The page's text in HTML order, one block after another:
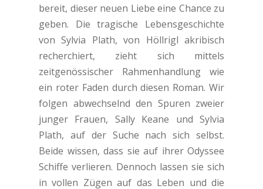
bereit, dieser neuen Liebe eine Chance zu
geben. Die tragische Lebensgeschichte
von Sylvia Plath, von Höllrigl akribisch
recherchiert, zieht sich mittels
zeitgenössischer Rahmenhandlung wie
ein roter Faden durch diesen Roman. Wir
folgen abwechselnd den Spuren zweier
junger Frauen, Sally Keane und Sylvia
Plath, auf der Suche nach sich selbst.
Beide wissen, dass sie auf ihrer Odyssee
Schiffe verlieren. Dennoch lassen sie sich
in vollen Zügen auf das Leben und die